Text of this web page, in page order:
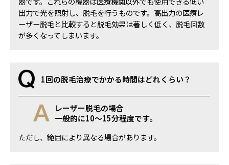
出力で光を照射し、脱毛を行うものです。高出力の医療レ
ーザー脱毛と比較すると脱毛効果は著しく低く、脱毛回数
が多くなってしまいます。
1回の脱毛治療でかかる時間はどれくらい？
レーザー脱毛の場合
一般的に10～15分程度です。
ただし、範囲により異なる場合があります。